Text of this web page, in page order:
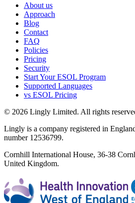
About us
Approach
Blog
Contact
FAQ
Policies
Pricing
Security
Start Your ESOL Program
Supported Languages
vs ESOL Pricing
© 2026 Lingly Limited. All rights
Lingly is a company registered in
number 12536799.
Cornhill International House, 36-38
United Kingdom.